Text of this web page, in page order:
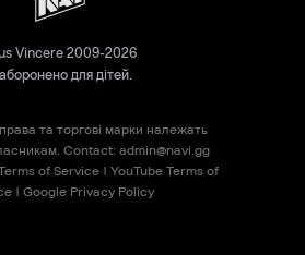
Vincere 2009-2026
для дітей.
права та торгові марки належать
Contact: admin@navi.gg
of Service| YouTube Terms of
| Google Privacy Policy